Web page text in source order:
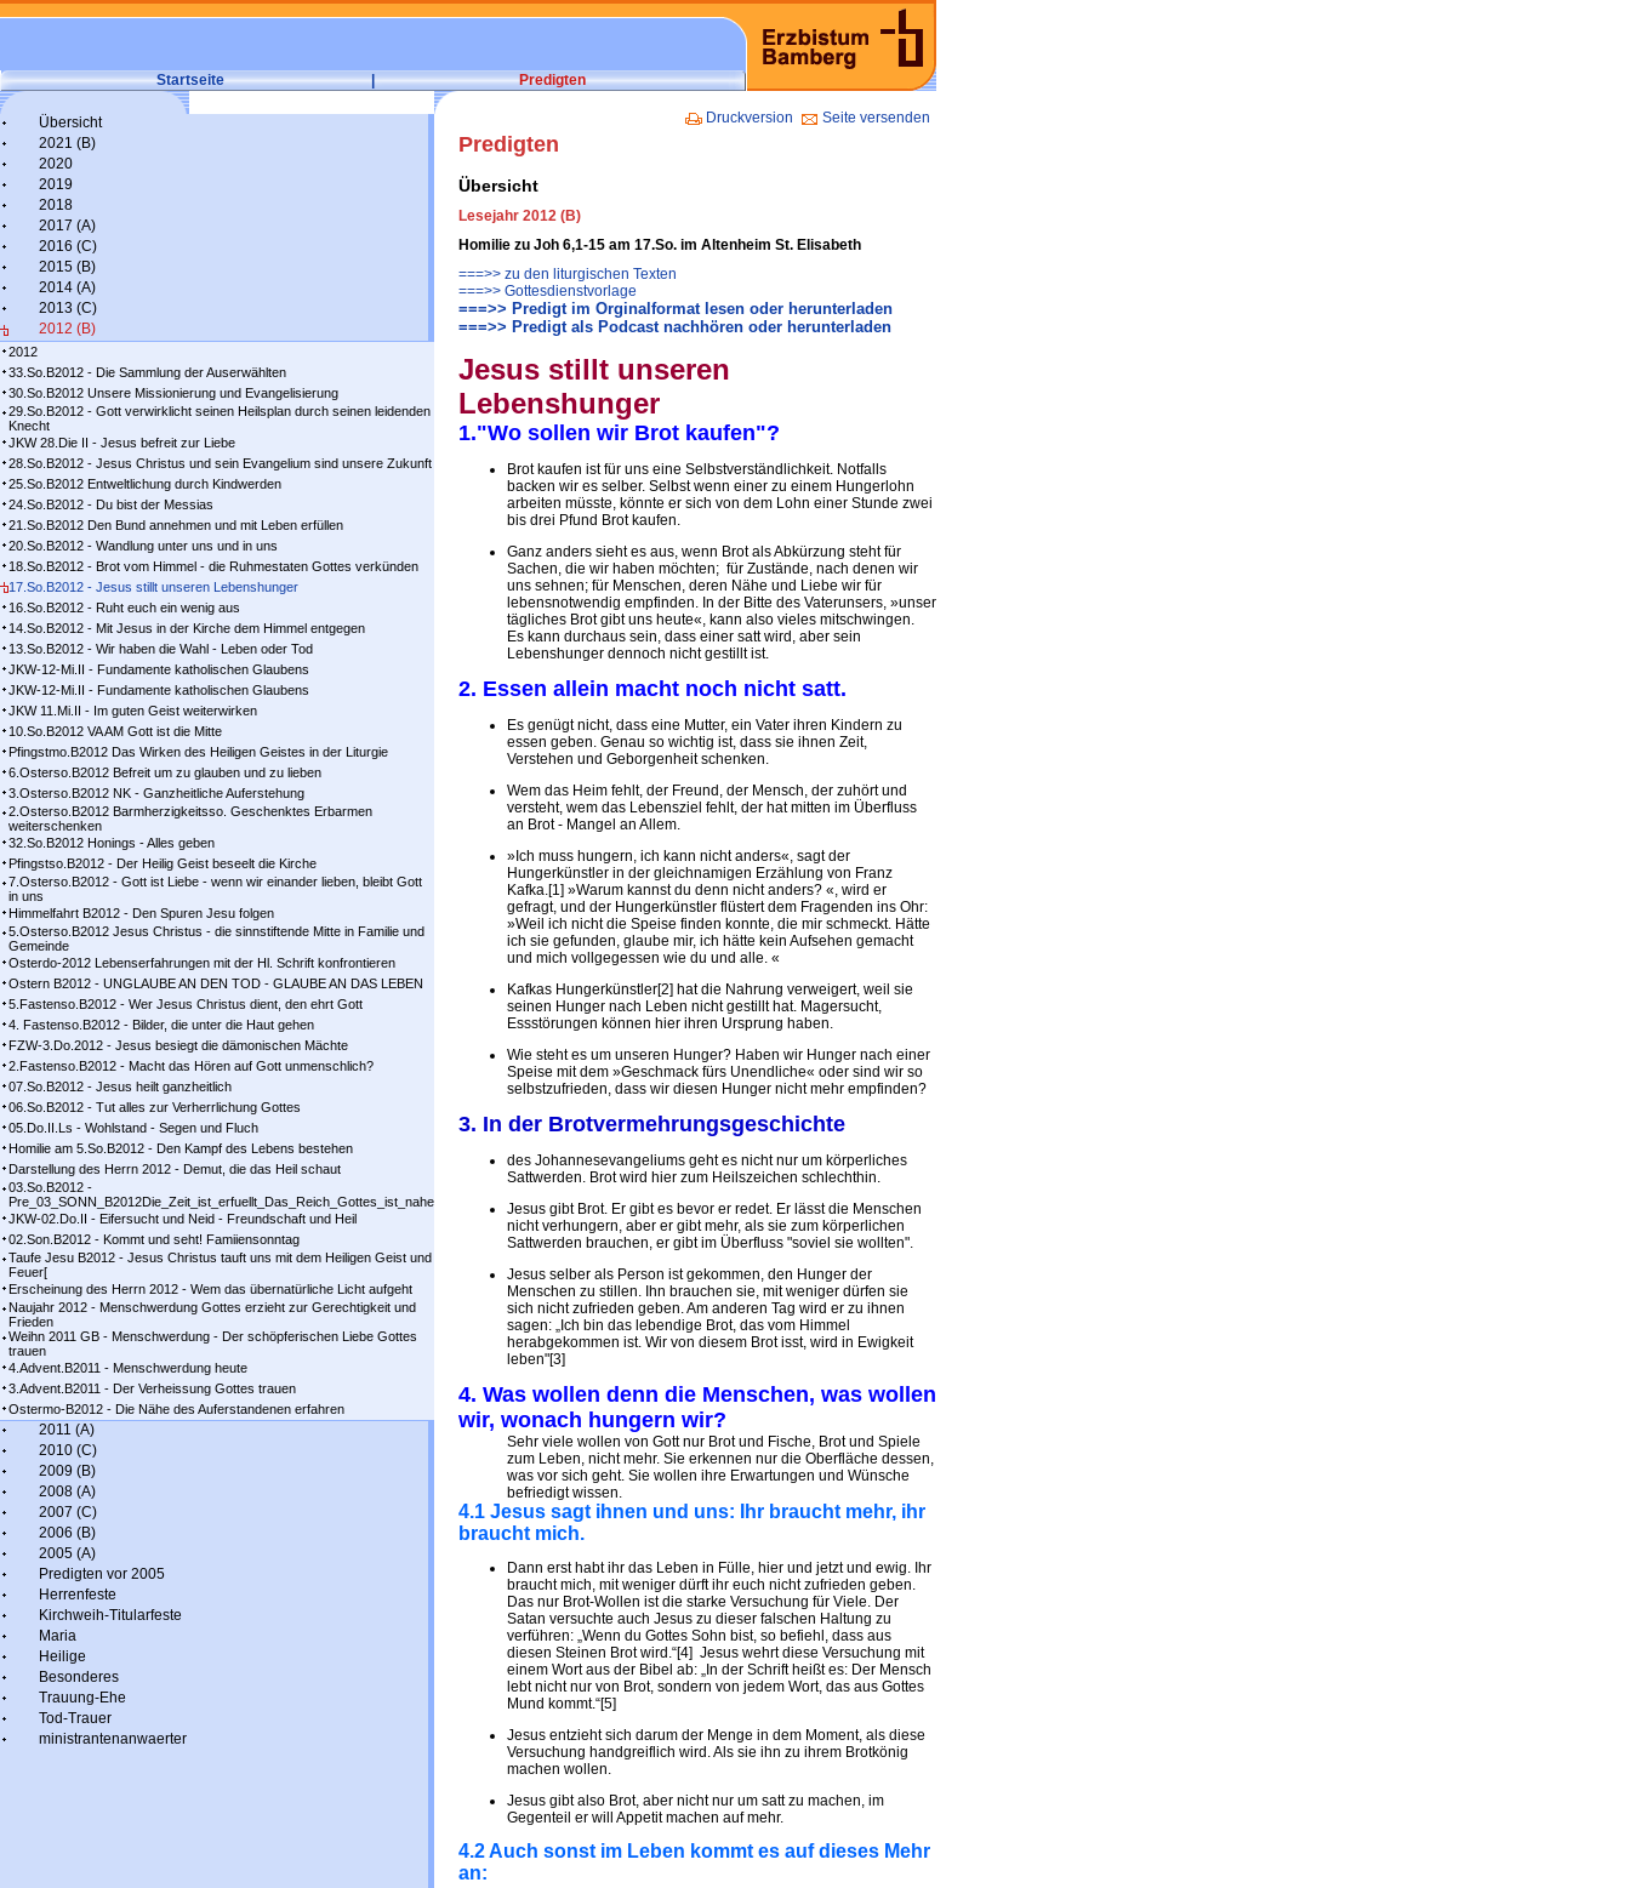
Startseite | Predigten
Übersicht
2021 (B)
2020
2019
2018
2017 (A)
2016 (C)
2015 (B)
2014 (A)
2013 (C)
2012 (B)
2012
33.So.B2012 - Die Sammlung der Auserwählten
30.So.B2012 Unsere Missionierung und Evangelisierung
29.So.B2012 - Gott verwirklicht seinen Heilsplan durch seinen leidenden
Knecht
JKW 28.Die II - Jesus befreit zur Liebe
28.So.B2012 - Jesus Christus und sein Evangelium sind unsere Zukunft
25.So.B2012 Entweltlichung durch Kindwerden
24.So.B2012 - Du bist der Messias
21.So.B2012 Den Bund annehmen und mit Leben erfüllen
20.So.B2012 - Wandlung unter uns und in uns
18.So.B2012 - Brot vom Himmel - die Ruhmestaten Gottes verkünden
17.So.B2012 - Jesus stillt unseren Lebenshunger
16.So.B2012 - Ruht euch ein wenig aus
14.So.B2012 - Mit Jesus in der Kirche dem Himmel entgegen
13.So.B2012 - Wir haben die Wahl - Leben oder Tod
JKW-12-Mi.II - Fundamente katholischen Glaubens
JKW-12-Mi.II - Fundamente katholischen Glaubens
JKW 11.Mi.II - Im guten Geist weiterwirken
10.So.B2012 VA AM Gott ist die Mitte
Pfingstmo.B2012 Das Wirken des Heiligen Geistes in der Liturgie
6.Osterso.B2012 Befreit um zu glauben und zu lieben
3.Osterso.B2012 NK - Ganzheitliche Auferstehung
2.Osterso.B2012 Barmherzigkeitsso. Geschenktes Erbarmen
weiterschenken
32.So.B2012 Honings - Alles geben
Pfingstso.B2012 - Der Heilig Geist beseelt die Kirche
7.Osterso.B2012 - Gott ist Liebe - wenn wir einander lieben, bleibt Gott
in uns
Himmelfahrt B2012 - Den Spuren Jesu folgen
5.Osterso.B2012 Jesus Christus - die sinnstiftende Mitte in Familie und
Gemeinde
Osterdo-2012 Lebenserfahrungen mit der Hl. Schrift konfrontieren
Ostern B2012 - UNGLAUBE AN DEN TOD - GLAUBE AN DAS LEBEN
5.Fastenso.B2012 - Wer Jesus Christus dient, den ehrt Gott
4. Fastenso.B2012 - Bilder, die unter die Haut gehen
FZW-3.Do.2012 - Jesus besiegt die dämonischen Mächte
2.Fastenso.B2012 - Macht das Hören auf Gott unmenschlich?
07.So.B2012 - Jesus heilt ganzheitlich
06.So.B2012 - Tut alles zur Verherrlichung Gottes
05.Do.II.Ls - Wohlstand - Segen und Fluch
Homilie am 5.So.B2012 - Den Kampf des Lebens bestehen
Darstellung des Herrn 2012 - Demut, die das Heil schaut
03.So.B2012 -
Pre_03_SONN_B2012Die_Zeit_ist_erfuellt_Das_Reich_Gottes_ist_nahe
JKW-02.Do.II - Eifersucht und Neid - Freundschaft und Heil
02.Son.B2012 - Kommt und seht! Famiiensonntag
Taufe Jesu B2012 - Jesus Christus tauft uns mit dem Heiligen Geist und
Feuer[
Erscheinung des Herrn 2012 - Wem das übernatürliche Licht aufgeht
Naujahr 2012 - Menschwerdung Gottes erzieht zur Gerechtigkeit und
Frieden
Weihn 2011 GB - Menschwerdung - Der schöpferischen Liebe Gottes
trauen
4.Advent.B2011 - Menschwerdung heute
3.Advent.B2011 - Der Verheissung Gottes trauen
Ostermo-B2012 - Die Nähe des Auferstandenen erfahren
2011 (A)
2010 (C)
2009 (B)
2008 (A)
2007 (C)
2006 (B)
2005 (A)
Predigten vor 2005
Herrenfeste
Kirchweih-Titularfeste
Maria
Heilige
Besonderes
Trauung-Ehe
Tod-Trauer
ministrantenanwaerter
Druckversion Seite versenden
Predigten
Übersicht
Lesejahr 2012 (B)
Homilie zu Joh 6,1-15 am 17.So. im Altenheim St. Elisabeth
===>> zu den liturgischen Texten
===>> Gottesdienstvorlage
===>> Predigt im Orginalformat lesen oder herunterladen
===>> Predigt als Podcast nachhören oder herunterladen
Jesus stillt unseren
Lebenshunger
1."Wo sollen wir Brot kaufen"?
Brot kaufen ist für uns eine Selbstverständlichkeit. Notfalls
backen wir es selber. Selbst wenn einer zu einem Hungerlohn
arbeiten müsste, könnte er sich von dem Lohn einer Stunde zwei
bis drei Pfund Brot kaufen.
Ganz anders sieht es aus, wenn Brot als Abkürzung steht für
Sachen, die wir haben möchten; für Zustände, nach denen wir
uns sehnen; für Menschen, deren Nähe und Liebe wir für
lebensnotwendig empfinden. In der Bitte des Vaterunsers, »unser
tägliches Brot gibt uns heute«, kann also vieles mitschwingen.
Es kann durchaus sein, dass einer satt wird, aber sein
Lebenshunger dennoch nicht gestillt ist.
2. Essen allein macht noch nicht satt.
Es genügt nicht, dass eine Mutter, ein Vater ihren Kindern zu
essen geben. Genau so wichtig ist, dass sie ihnen Zeit,
Verstehen und Geborgenheit schenken.
Wem das Heim fehlt, der Freund, der Mensch, der zuhört und
versteht, wem das Lebensziel fehlt, der hat mitten im Überfluss
an Brot - Mangel an Allem.
»Ich muss hungern, ich kann nicht anders«, sagt der
Hungerkünstler in der gleichnamigen Erzählung von Franz
Kafka.[1] »Warum kannst du denn nicht anders? «, wird er
gefragt, und der Hungerkünstler flüstert dem Fragenden ins Ohr:
»Weil ich nicht die Speise finden konnte, die mir schmeckt. Hätte
ich sie gefunden, glaube mir, ich hätte kein Aufsehen gemacht
und mich vollgegessen wie du und alle. «
Kafkas Hungerkünstler[2] hat die Nahrung verweigert, weil sie
seinen Hunger nach Leben nicht gestillt hat. Magersucht,
Essstörungen können hier ihren Ursprung haben.
Wie steht es um unseren Hunger? Haben wir Hunger nach einer
Speise mit dem »Geschmack fürs Unendliche« oder sind wir so
selbstzufrieden, dass wir diesen Hunger nicht mehr empfinden?
3. In der Brotvermehrungsgeschichte
des Johannesevangeliums geht es nicht nur um körperliches
Sattwerden. Brot wird hier zum Heilszeichen schlechthin.
Jesus gibt Brot. Er gibt es bevor er redet. Er lässt die Menschen
nicht verhungern, aber er gibt mehr, als sie zum körperlichen
Sattwerden brauchen, er gibt im Überfluss "soviel sie wollten".
Jesus selber als Person ist gekommen, den Hunger der
Menschen zu stillen. Ihn brauchen sie, mit weniger dürfen sie
sich nicht zufrieden geben. Am anderen Tag wird er zu ihnen
sagen: „Ich bin das lebendige Brot, das vom Himmel
herabgekommen ist. Wir von diesem Brot isst, wird in Ewigkeit
leben"[3]
4. Was wollen denn die Menschen, was wollen
wir, wonach hungern wir?
Sehr viele wollen von Gott nur Brot und Fische, Brot und Spiele
zum Leben, nicht mehr. Sie erkennen nur die Oberfläche dessen,
was vor sich geht. Sie wollen ihre Erwartungen und Wünsche
befriedigt wissen.
4.1 Jesus sagt ihnen und uns: Ihr braucht mehr, ihr
braucht mich.
Dann erst habt ihr das Leben in Fülle, hier und jetzt und ewig. Ihr
braucht mich, mit weniger dürft ihr euch nicht zufrieden geben.
Das nur Brot-Wollen ist die starke Versuchung für Viele. Der
Satan versuchte auch Jesus zu dieser falschen Haltung zu
verführen: „Wenn du Gottes Sohn bist, so befiehl, dass aus
diesen Steinen Brot wird.“[4] Jesus wehrt diese Versuchung mit
einem Wort aus der Bibel ab: „In der Schrift heißt es: Der Mensch
lebt nicht nur von Brot, sondern von jedem Wort, das aus Gottes
Mund kommt.“[5]
Jesus entzieht sich darum der Menge in dem Moment, als diese
Versuchung handgreiflich wird. Als sie ihn zu ihrem Brotkönig
machen wollen.
Jesus gibt also Brot, aber nicht nur um satt zu machen, im
Gegenteil er will Appetit machen auf mehr.
4.2 Auch sonst im Leben kommt es auf dieses Mehr
an: